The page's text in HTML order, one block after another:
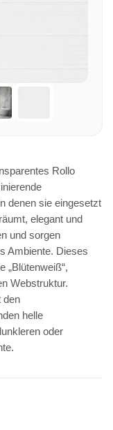
Rollo
denen sie eingesetzt
elegant und
und sorgen
Ambiente. Dieses
„Blütenweiß“,
Webstruktur.
den
helle
oder